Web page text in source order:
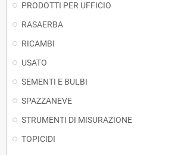
PRODOTTI PER UFFICIO
RASAERBA
RICAMBI
USATO
SEMENTI E BULBI
SPAZZANEVE
STRUMENTI DI MISURAZIONE
TOPICIDI